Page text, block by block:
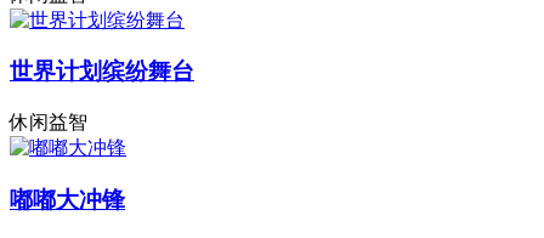
世界计划缤纷舞台
休闲益智
嘟嘟大冲锋